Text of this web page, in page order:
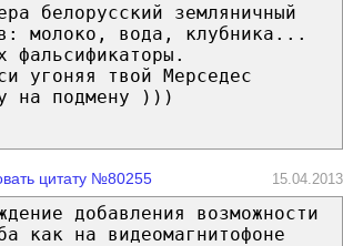
белорусский земляничный
молоко, вода, клубника...
фальсификаторы.
угоняя твой Мерседес
на подмену )))
цитату №80255 15.04.2013
добавления возможности
как на видеомагнитофоне